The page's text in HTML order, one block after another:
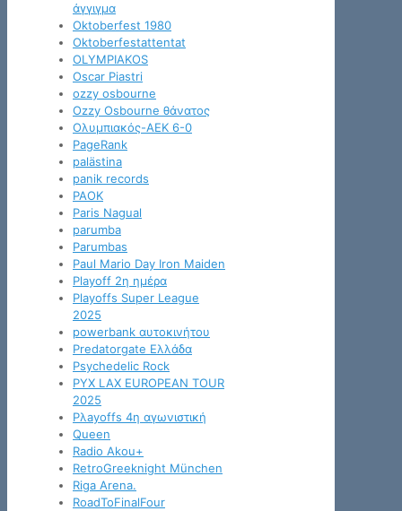
άγγιγμα
Oktoberfest 1980
Oktoberfestattentat
OLYMPIAKOS
Oscar Piastri
ozzy osbourne
Ozzy Osbourne θάνατος
Oλυμπιακός-ΑΕΚ 6-0
PageRank
palästina
panik records
PAOK
Paris Nagual
parumba
Parumbas
Paul Mario Day Iron Maiden
Playoff 2η ημέρα
Playoffs Super League
2025
powerbank αυτοκινήτου
Predatorgate Ελλάδα
Psychedelic Rock
PYX LAX EUROPEAN TOUR
2025
Pλayoffs 4η αγωνιστική
Queen
Radio Akou+
RetroGreeknight München
Riga Arena.
RoadToFinalFour